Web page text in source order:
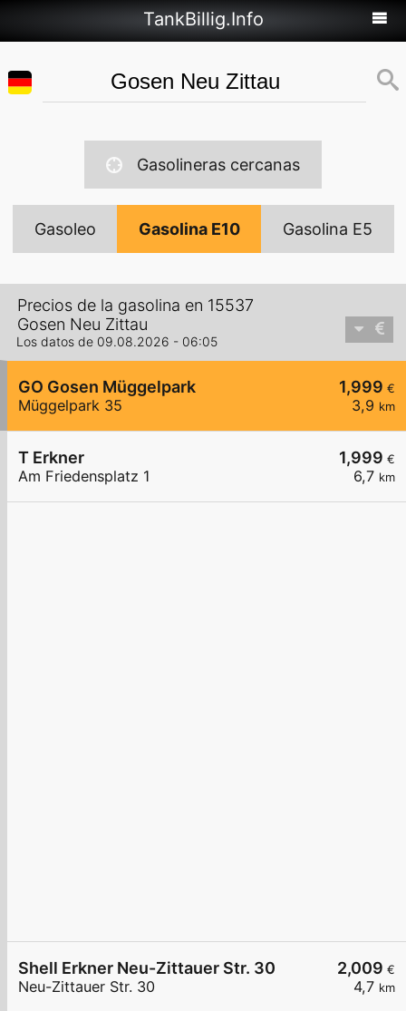
TankBillig.Info
Gasolineras cercanas
Gasoleo Gasolina E10 Gasolina E5
Precios de la gasolina en 15537
Gosen Neu Zittau
Los datos de 09.08.2026 - 06:05
1,999 €
3,9 km
GO Gosen Müggelpark
Müggelpark 35
1,999 €
6,7 km
T Erkner
Am Friedensplatz 1
2,009 €
4,7 km
Shell Erkner Neu-Zittauer Str. 30
Neu-Zittauer Str. 30